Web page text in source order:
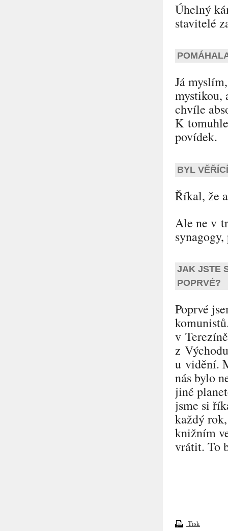
Úhelný
stavitelé
Já
mystikou,
chvíle
K
povídek.
BYL
Říkal, že
Ale ne v
JAK JSTE
POPRVÉ?
Poprvé
v
z
u vidění.
nás bylo
jiné
jsme si
každý
knižním
vrátit. To
Tisk